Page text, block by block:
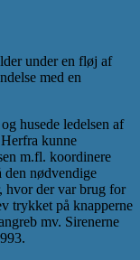
under en fløj af
med en
husede ledelsen af
kunne
m.fl. koordinere
den nødvendige
hvor der var brug for
trykket på knapperne
mv. Sirenerne